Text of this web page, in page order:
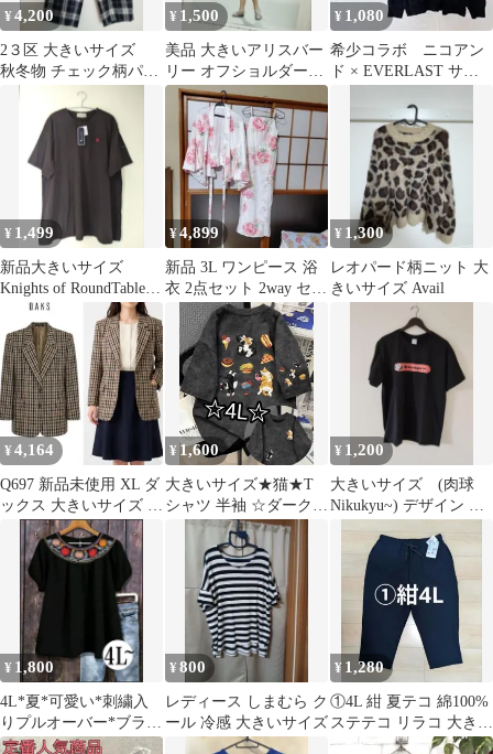
¥4,200
2３区 大きいサイズ
秋冬物 チェック柄パン
ツ 48
¥ 1,500
美品 大きいアリスバー
リー オフショルダー風
ニット LL 紺
¥ 1,080
希少コラボ ニコアン
ド × EVERLAST サイ
¥ 1,499
新品大きいサイズ
Knights of RoundTable濃
灰色チュニック3L
¥4,899
新品 3L ワンピース 浴
衣 2点セット 2way セパ
レート 大きいサイズ
¥ 1,300
レオパード柄ニット 大
きいサイズ Avail
¥ 4,164
Q697 新品未使用 XL ダ
ックス 大きいサイズ チ
ェック JKT レディース
¥ 1,600
大きいサイズ★猫★T
シャツ 半袖 ☆ダークグ
レー(4L)
¥ 1,200
大きいサイズ (肉球
Nikukyu~) デザイン T
¥ 1,800
4L*夏*可愛い*刺繍入
りプルオーバー*ブラッ
ク黒*大きいサイズ
¥800
レディース しまむら ク
ール 冷感 大きいサイズ
¥ 1,280
①4L 紺 夏テコ 綿100%
ステテコ リラコ 大きい
サイズ カジュアルパン